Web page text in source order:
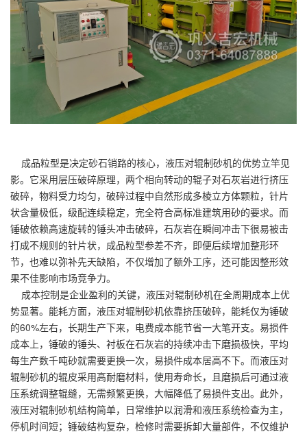
成品粒型是决定砂石销路的核心，液压对辊制砂机的优势立竿见
影。它采用层压破碎原理，两个相向转动的辊子对石灰岩进行挤压
破碎，物料受力均匀，破碎过程中自然形成多棱立方体颗粒，针片
状含量极低，级配连续稳定，完全符合高标准建筑用砂的要求。而
锤破依赖高速旋转的锤头冲击破碎，石灰岩在瞬间冲击下很易被击
打成不规则的针片状，成品粒型参差不齐，即便后续增加整形环
节，也难以弥补先天缺陷，不仅增加了额外工序，还可能因整形效
果不佳影响市场竞争力。
成本控制是企业盈利的关键，液压对辊制砂机在全周期成本上优
势显著。能耗方面，液压对辊制砂机依靠挤压破碎，能耗仅为锤破
的60%左右，长期生产下来，电费成本能节省一大笔开支。易损件
成本上，锤破的锤头、衬板在石灰岩的持续冲击下磨损极快，平均
每生产数千吨砂就需要更换一次，易损件成本居高不下。而液压对
辊制砂机的辊皮采用高耐磨材料，使用寿命长，且磨损后可通过液
压系统调整辊缝，无需频繁更换，大幅降低了易损件支出。此外，
液压对辊制砂机结构简单，日常维护以润滑和液压系统检查为主，
停机时间短；锤破结构复杂，检修时需要拆卸大量部件，不仅维护